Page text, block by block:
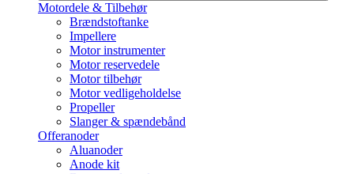
Motordele & Tilbehør
Brændstoftanke
Impellere
Motor instrumenter
Motor reservedele
Motor tilbehør
Motor vedligeholdelse
Propeller
Slanger & spændebånd
Offeranoder
Aluanoder
Anode kit